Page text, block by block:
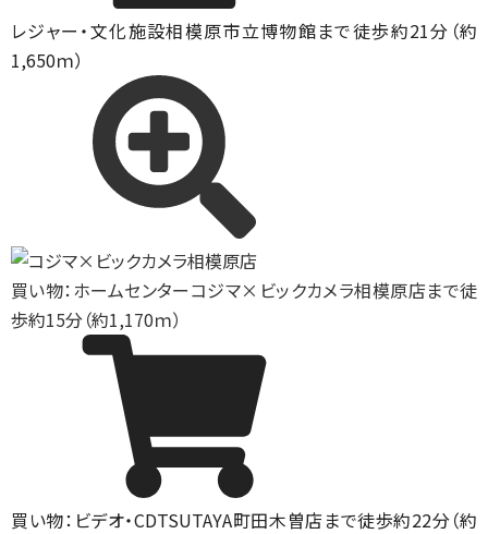
レジャー・文化施設相模原市立博物館まで徒歩約21分（約
1,650ｍ）
買い物：ホームセンターコジマ×ビックカメラ相模原店まで徒
歩約15分（約1,170ｍ）
買い物：ビデオ・CDTSUTAYA町田木曽店まで徒歩約22分（約